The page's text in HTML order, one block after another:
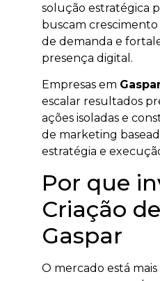
solução estratégica
buscam
de demanda e
presença digital.
Empresas em
escalar resultados
ações isoladas e
de marketing
estratégia e
Por que
Criação
Gaspar
O mercado está